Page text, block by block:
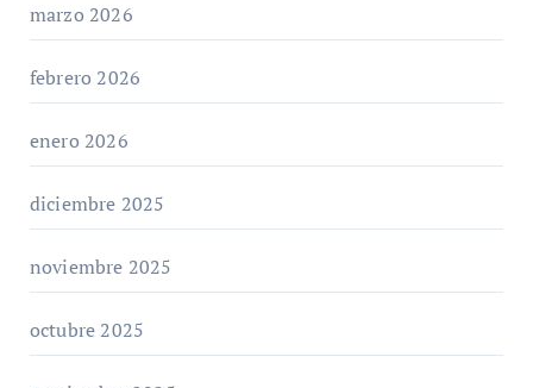
marzo 2026
febrero 2026
enero 2026
diciembre 2025
noviembre 2025
octubre 2025